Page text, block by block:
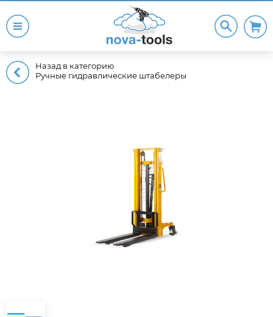
Назад в категорию
Ручные гидравлические штабелеры